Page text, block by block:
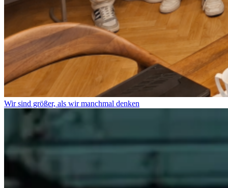
Wir sind größer, als wir manchmal denken